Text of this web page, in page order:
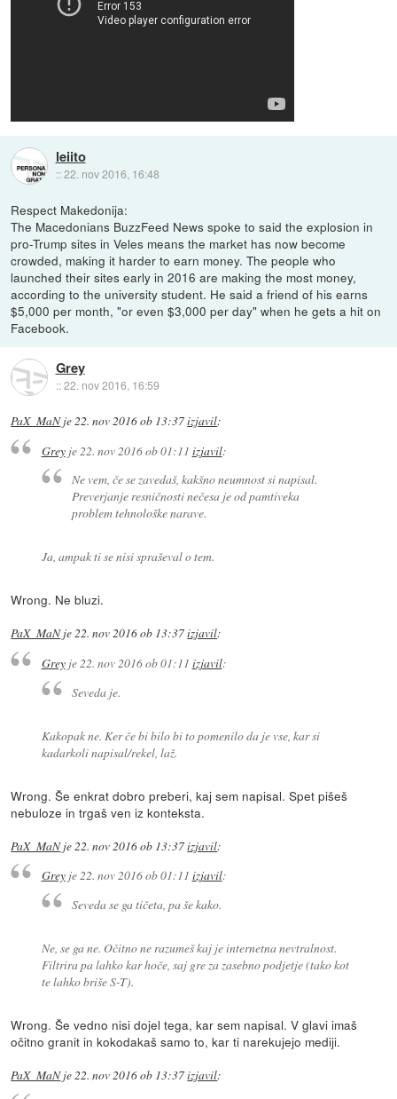
leiito
::22. nov 2016, 16:48
Respect Makedonija:
The Macedonians BuzzFeed News spoke to said the explosion in
pro-Trump sites in Veles means the market has now become
crowded, making it harder to earn money. The people who
launched their sites early in 2016 are making the most money,
according to the university student. He said a friend of his earns
$5,000 per month, "or even $3,000 per day" when he gets a hit on
Facebook.
Grey
::22. nov 2016, 16:59
PaX_MaNje22. nov 2016 ob 13:37izjavil:
Greyje 22. nov 2016 ob 01:11 izjavil:
Ne vem, če se zavedaš, kakšno neumnost si napisal.
Preverjanje resničnosti nečesa je od pamtiveka
problem tehnološke narave.
Ja, ampak ti se nisi spraševal o tem.
Wrong. Ne bluzi.
PaX_MaNje22. nov 2016 ob 13:37izjavil:
Greyje22. nov 2016 ob 01:11 izjavil:
Seveda je.
Kakopak ne. Ker če bi bilo bi to pomenilo da je vse, kar si
kadarkoli napisal/rekel, laž.
Wrong. Še enkrat dobro preberi, kaj sem napisal. Spet pišeš
nebuloze in trgaš ven iz konteksta.
PaX_MaNje 22. nov 2016 ob 13:37izjavil:
Greyje22. nov 2016 ob 01:11 izjavil:
Seveda se ga tičeta, pa še kako.
Ne, se ga ne. Očitno ne razumeš kaj je internetna nevtralnost.
Filtrira pa lahko kar hoče, saj gre za zasebno podjetje (tako kot
te lahko briše S-T).
Wrong. Še vedno nisi dojel tega, kar sem napisal. V glavi imaš
očitno granit in kokodakaš samo to, kar ti narekujejo mediji.
PaX_MaNje22. nov 2016 ob 13:37izjavil: